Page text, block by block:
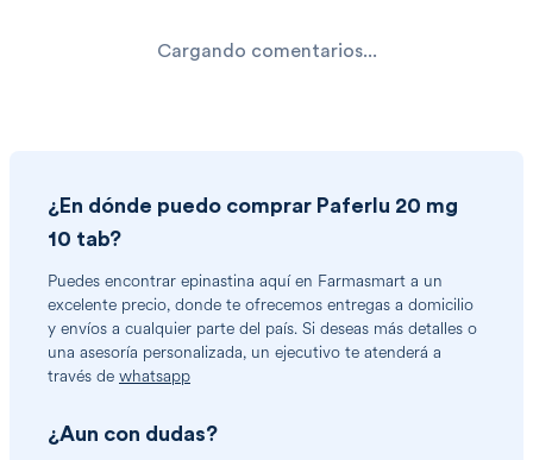
Cargando comentarios...
¿En dónde puedo comprar Paferlu 20 mg
10 tab?
Puedes encontrar epinastina aquí en Farmasmart a un
excelente precio, donde te ofrecemos entregas a domicilio
y envíos a cualquier parte del país. Si deseas más detalles o
una asesoría personalizada, un ejecutivo te atenderá a
través de whatsapp
¿Aun con dudas?